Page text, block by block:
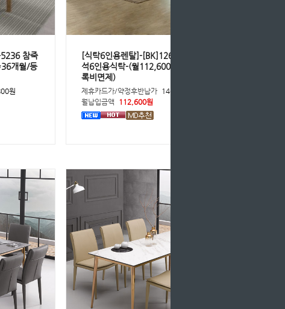
참죽
개월/등
원
[식탁6인용렌탈]-[BK]1269-6328 대리
석6인용식탁-(월112,600원*36개월/등
록비면제)
제휴카드가/약정후반납가 146,300원
월납입금액
112,600원